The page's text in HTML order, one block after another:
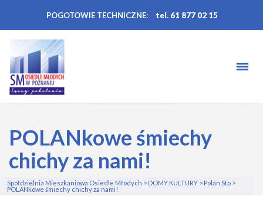
POGOTOWIE TECHNICZNE: tel. 61 877 02 15
POLANkowe śmiechy
chichy za nami!
Spółdzielnia Mieszkaniowa Osiedle Młodych > DOMY KULTURY > Polan Sto >
POLANkowe śmiechy chichy za nami!